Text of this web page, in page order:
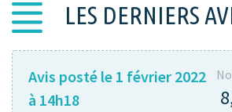
LES DERNIERS
Avis posté le 1 février 2022
à 14h18